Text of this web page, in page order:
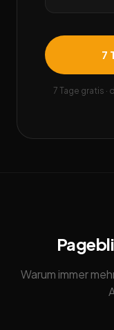
7
7 Tage gratis ·
Warum immer